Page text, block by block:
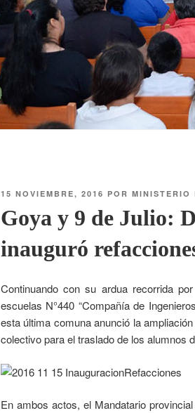
15 NOVIEMBRE, 2016 POR MINISTERIO
Goya y 9 de Julio:
inauguró
Continuando con su ardua recorrida
escuelas N°440 “Compañía de
esta última comuna anunció la
colectivo para el traslado de los alumnos
En ambos actos, el Mandatario